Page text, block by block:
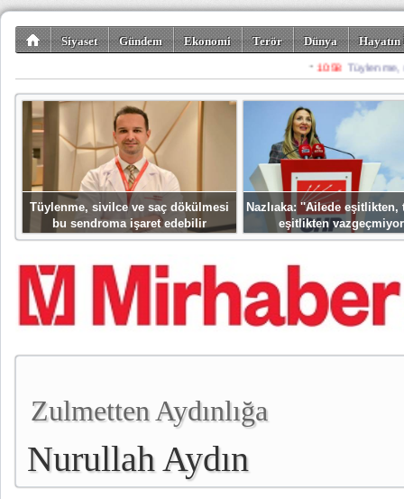
Siyaset Gündem Ekonomi Terör Dünya
Spor Misafir
Tüylenme, sivilce ve saç dökülmesi
bu sendroma işaret edebilir
Nazlıaka: ''Ailede eşitlikten,
eşitlikten
Zulmetten Aydınlığa
Nurullah Aydın